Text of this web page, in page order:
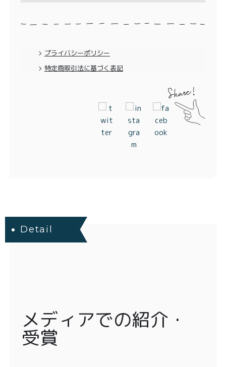
プライバシーポリシー
特定商取引法に基づく表記
Detail
メディアでの紹介・
受賞